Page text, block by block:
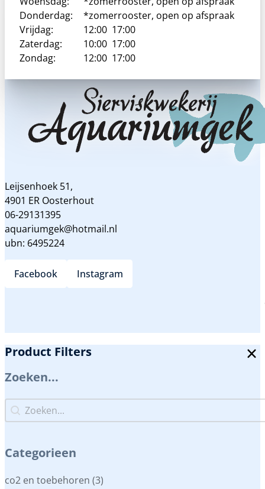
Leijsenhoek 51,
4901 ER Oosterhout
06-29131395
aquariumgek@hotmail.nl
ubn: 6495224
Facebook Instagram
Donderdag:
*zomerrooster, open op afspraak
Vrijdag:
12:00 17:00
Zaterdag:
10:00 17:00
Zondag:
12:00 17:00
Product Filters
Zoeken...
Zoeken...
Zoeken...
Categorieen
Categorieen
co2 en toebehoren (3)